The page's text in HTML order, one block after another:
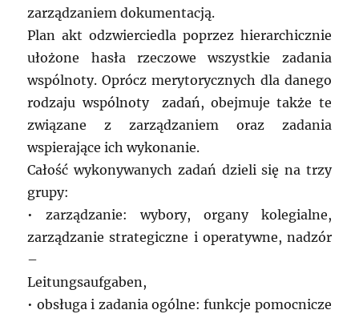
zarządzaniem dokumentacją.
Plan akt odzwierciedla poprzez hierarchicznie
ułożone hasła rzeczowe wszystkie zadania
wspólnoty. Oprócz merytorycznych dla danego
rodzaju wspólnoty zadań, obejmuje także te
związane z zarządzaniem oraz zadania
wspierające ich wykonanie.
Całość wykonywanych zadań dzieli się na trzy
grupy:
• zarządzanie: wybory, organy kolegialne,
zarządzanie strategiczne i operatywne, nadzór
–
Leitungsaufgaben,
• obsługa i zadania ogólne: funkcje pomocnicze